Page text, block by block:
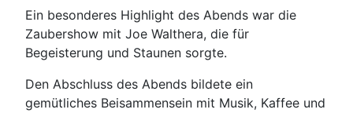
Ein besonderes Highlight des Abends war die
Zaubershow mit Joe Walthera, die für
Begeisterung und Staunen sorgte.
Den Abschluss des Abends bildete ein
gemütliches Beisammensein mit Musik, Kaffee und